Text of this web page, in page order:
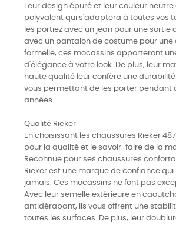
Leur design épuré et leur couleur neutre
polyvalent qui s'adaptera à toutes vos
les portiez avec un jean pour une sortie
avec un pantalon de costume pour une
formelle, ces mocassins apporteront
d'élégance à votre look. De plus, leur
haute qualité leur confère une
vous permettant de les porter pendant
années.
Qualité Rieker
En choisissant les chaussures Rieker
pour la qualité et le savoir-faire de la
Reconnue pour ses chaussures
Rieker est une marque de confiance
jamais. Ces mocassins ne font pas
Avec leur semelle extérieure en
antidérapant, ils vous offrent une
toutes les surfaces. De plus, leur